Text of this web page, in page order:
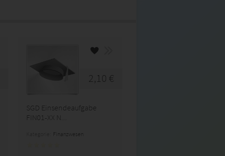
2,10 €
SGD Einsendeaufgabe
FIN01-XX N...
Finanzwesen